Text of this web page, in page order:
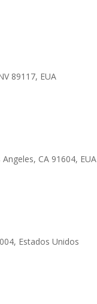
89117, EUA
CA 91604, EUA
Estados Unidos